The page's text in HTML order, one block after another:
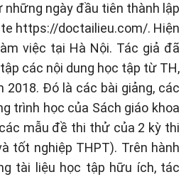
những ngày đầu tiên thành lập
https://doctailieu.com/. Hiện
việc tại Hà Nội. Tác giả đã
các nội dung học tập từ TH,
2018. Đó là các bài giảng, các
trình học của Sách giáo khoa
mẫu đề thi thử của 2 kỳ thi
tốt nghiệp THPT). Trên hành
tài liệu học tập hữu ích, tác